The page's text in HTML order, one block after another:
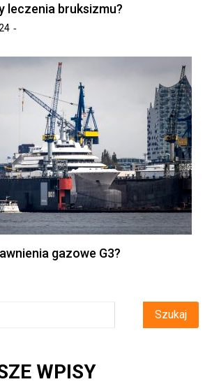
leczenia bruksizmu?
gazowe G3?
WPISY